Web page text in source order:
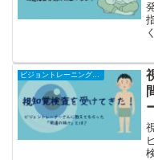
ビジョントレーニング（視知覚）